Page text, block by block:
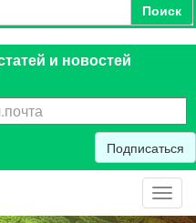
Поиск
Поиск
и новостей
Подписаться